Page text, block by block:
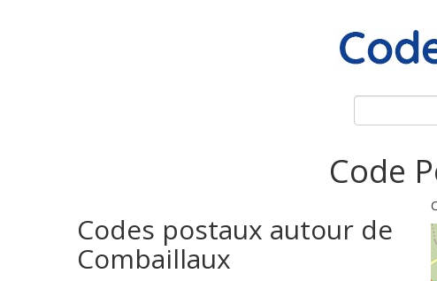
Code
Codes postaux autour de
Combaillaux